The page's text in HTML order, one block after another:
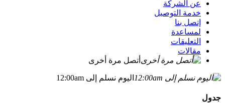
عن الشركة
خدمة التوصيل
إتصل بنا
لمساعدة
التعليقات
مقالات
أتصل مرة أخرى
اليوم نسلم إلى 12:00am
جدول